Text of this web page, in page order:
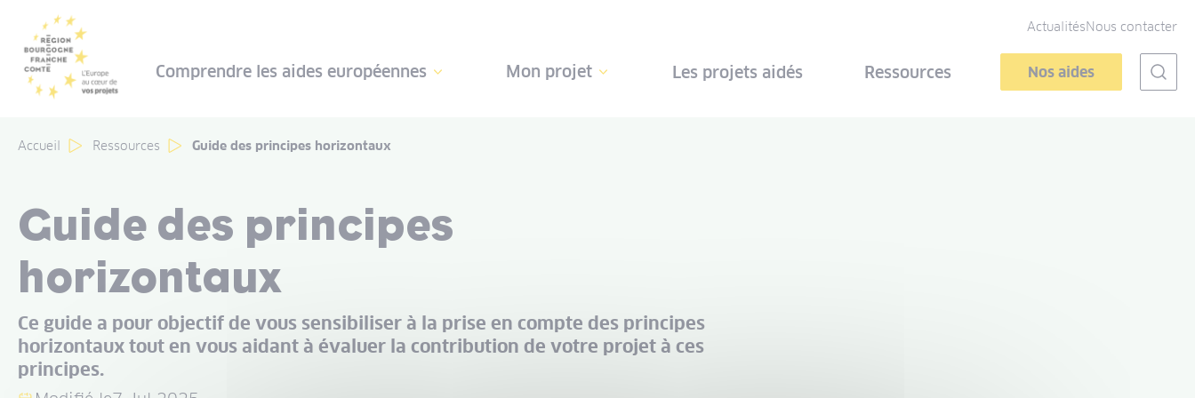
ActualitésNous contacter
Comprendre les aides européennes Mon projet Les projets aidés Ressources Nos aides
Accueil Ressources Guide des principes horizontaux
Guide des principes
horizontaux
Ce guide a pour objectif de vous sensibiliser à la prise en compte des principes
horizontaux tout en vous aidant à évaluer la contribution de votre projet à ces
principes.